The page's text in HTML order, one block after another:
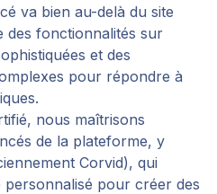
va bien au-delà du site
des fonctionnalités sur
et des
pour répondre à
nous maîtrisons
de la plateforme, y
Corvid), qui
pour créer des